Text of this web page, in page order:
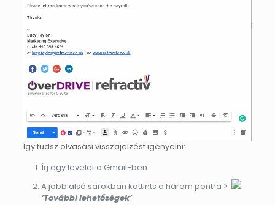
Így tudsz olvasási visszajelzést igényelni:
Írj egy levelet a Gmail-ben
A jobb alsó sarokban kattints a három pontra >
‘További lehetőségek’